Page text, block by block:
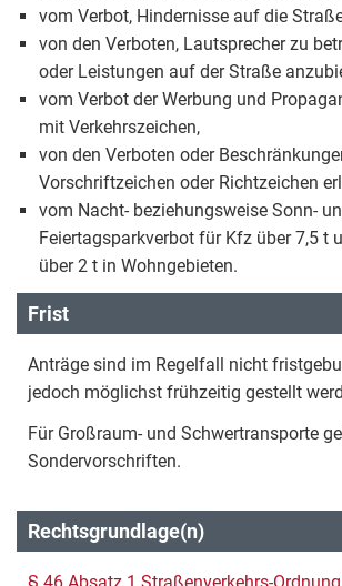
vom Verbot, Hindernisse auf die
von den Verboten, Lautsprecher zu
oder Leistungen auf der Straße
vom Verbot der Werbung und
mit Verkehrszeichen,
von den Verboten oder
Vorschriftzeichen oder Richtzeichen
vom Nacht- beziehungsweise Sonn-
Feiertagsparkverbot für Kfz über 7,5 t
über 2 t in Wohngebieten.
Frist
Anträge sind im Regelfall nicht
jedoch möglichst frühzeitig gestellt
Für Großraum- und Schwertransporte
Sondervorschriften.
Rechtsgrundlage(n)